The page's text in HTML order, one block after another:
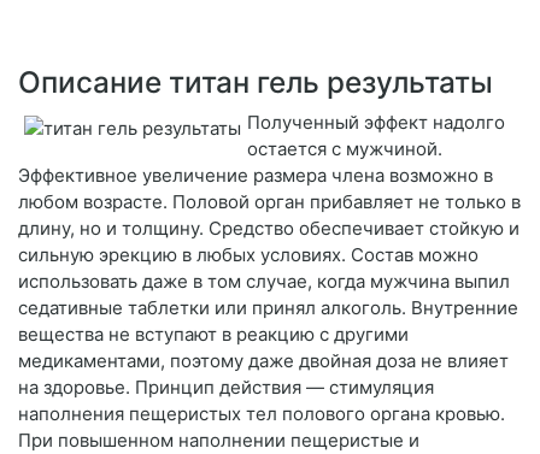
Описание титан гель результаты
Полученный эффект надолго
остается с мужчиной.
Эффективное увеличение размера члена возможно в
любом возрасте. Половой орган прибавляет не только в
длину, но и толщину. Средство обеспечивает стойкую и
сильную эрекцию в любых условиях. Состав можно
использовать даже в том случае, когда мужчина выпил
седативные таблетки или принял алкоголь. Внутренние
вещества не вступают в реакцию с другими
медикаментами, поэтому даже двойная доза не влияет
на здоровье. Принцип действия — стимуляция
наполнения пещеристых тел полового органа кровью.
При повышенном наполнении пещеристые и